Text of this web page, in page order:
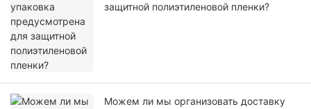
защитной полиэтиленовой пленки?
Можем ли мы организовать доставку